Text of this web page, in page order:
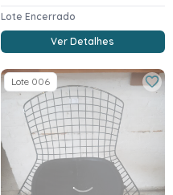
Lote Encerrado
Ver Detalhes
Lote 006